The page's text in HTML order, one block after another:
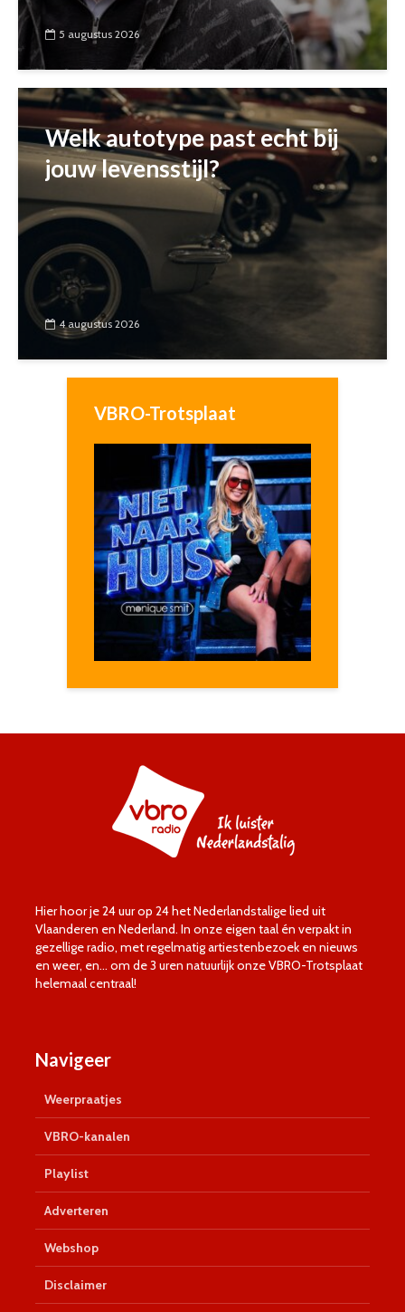
5 augustus 2026
Welk autotype past echt bij
jouw levensstijl?
4 augustus 2026
VBRO-Trotsplaat
Hier hoor je 24 uur op 24 het Nederlandstalige lied uit
Vlaanderen en Nederland. In onze eigen taal én verpakt in
gezellige radio, met regelmatig artiestenbezoek en nieuws
en weer, en… om de 3 uren natuurlijk onze VBRO-Trotsplaat
helemaal centraal!
Navigeer
Weerpraatjes
VBRO-kanalen
Playlist
Adverteren
Webshop
Disclaimer